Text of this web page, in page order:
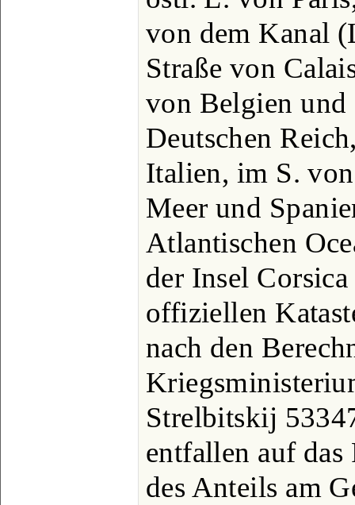
von dem Kanal
Straße von
von Belgien
Deutschen
Italien, im S.
Meer und
Atlantischen
der Insel
offiziellen
nach den
Strelbitskij
entfallen auf
des Anteils am